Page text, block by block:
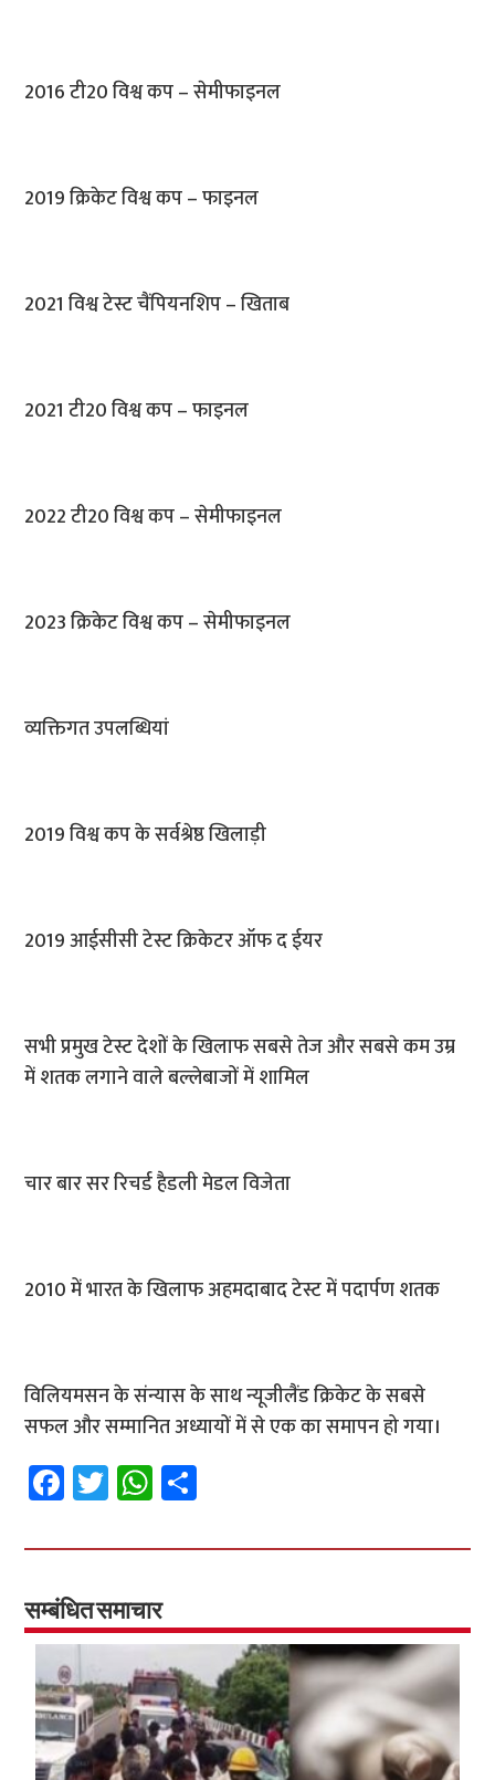
2016 टी20 विश्व कप – सेमीफाइनल
2019 क्रिकेट विश्व कप – फाइनल
2021 विश्व टेस्ट चैंपियनशिप – खिताब
2021 टी20 विश्व कप – फाइनल
2022 टी20 विश्व कप – सेमीफाइनल
2023 क्रिकेट विश्व कप – सेमीफाइनल
व्यक्तिगत उपलब्धियां
2019 विश्व कप के सर्वश्रेष्ठ खिलाड़ी
2019 आईसीसी टेस्ट क्रिकेटर ऑफ द ईयर
सभी प्रमुख टेस्ट देशों के खिलाफ सबसे तेज और सबसे कम उम्र
में शतक लगाने वाले बल्लेबाजों में शामिल
चार बार सर रिचर्ड हैडली मेडल विजेता
2010 में भारत के खिलाफ अहमदाबाद टेस्ट में पदार्पण शतक
विलियमसन के संन्यास के साथ न्यूजीलैंड क्रिकेट के सबसे
सफल और सम्मानित अध्यायों में से एक का समापन हो गया।
Fa
ce
b
o
o
k
T
wi
tt
er
W
h
at
sA
p
p
ar
सम्बंधित समाचार